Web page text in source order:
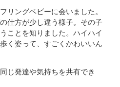
リングベビーに会いました。
仕方が少し違う様子。その子
ことを知りました。ハイハイ
く姿って、すごくかわいいん
じ発達や気持ちを共有でき